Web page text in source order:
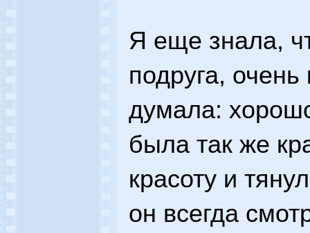
Я еще знала,
подруга,
думала:
была так же
красоту и
он всегда